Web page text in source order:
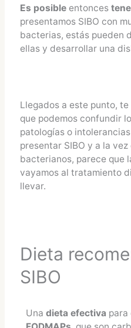
Es posibleentonces
presentamos SIBO con
bacterias, estás pueden
ellas y desarrollar una
Llegados a este punto,
que podemos confundir
patologías o
presentar SIBO y a la
bacterianos, parece que
vayamos al tratamiento
llevar.
Dieta
SIBO
Una dieta efectiva para